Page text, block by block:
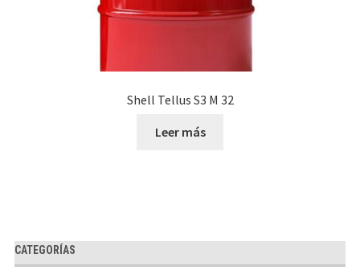
Shell Tellus S3 M 32
Leer más
CATEGORÍAS